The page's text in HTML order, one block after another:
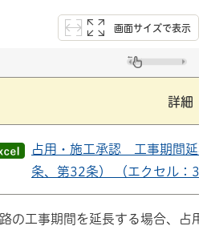
画面サイズで表示
詳細
占用・施工承認 工事期間延
条、第32条） （エクセル：
の工事期間を延長する場合、占用